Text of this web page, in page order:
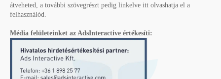
átveheted, a további szövegrészt pedig linkelve itt olvashatja el a
felhasználód.
Média felületeinket az AdsInteractive értékesíti: